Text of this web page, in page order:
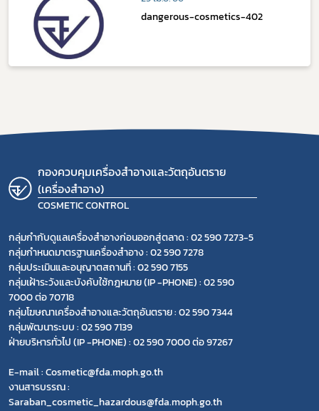
dangerous-cosmetics-402
กองควบคุมเครื่องสำอางและวัตถุอันตราย
(เครื่องสำอาง)
COSMETIC CONTROL
กลุ่มกำกับดูแลเครื่องสำอางก่อนออกสู่ตลาด : 02 590 7273-5
กลุ่มกำหนดมาตรฐานเครื่องสำอาง : 02 590 7278
กลุ่มประเมินและอนุญาตสถานที่ : 02 590 7155
กลุ่มเฝ้าระวังและบังคับใช้กฎหมาย (IP -PHONE) : 02 590
7000 ต่อ 70718
กลุ่มโฆษณาเครื่องสำอางและวัตถุอันตราย : 02 590 7344
กลุ่มพัฒนาระบบ : 02 590 7139
ฝ่ายบริหารทั่วไป (IP -PHONE) : 02 590 7000 ต่อ 97267
E-mail : Cosmetic@fda.moph.go.th
งานสารบรรณ :
Saraban_cosmetic_hazardous@fda.moph.go.th